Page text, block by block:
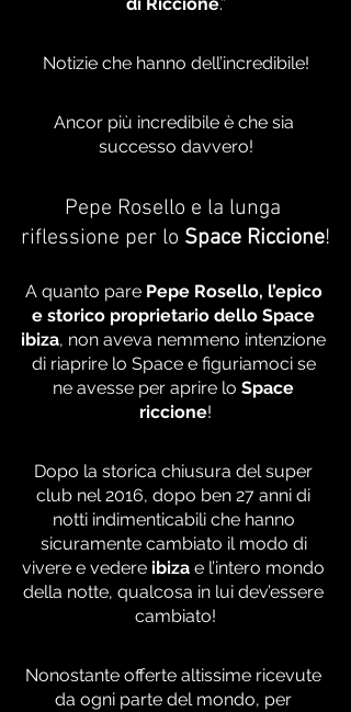
di Riccione.”
Notizie che hanno dell’incredibile!
Ancor più incredibile è che sia
successo davvero!
Pepe Rosello e la lunga
riflessione per lo Space Riccione!
A quanto pare Pepe Rosello, l’epico
e storico proprietario dello Space
ibiza, non aveva nemmeno intenzione
di riaprire lo Space e figuriamoci se
ne avesse per aprire lo Space
riccione!
Dopo la storica chiusura del super
club nel 2016, dopo ben 27 anni di
notti indimenticabili che hanno
sicuramente cambiato il modo di
vivere e vedere ibiza e l’intero mondo
della notte, qualcosa in lui dev’essere
cambiato!
Nonostante offerte altissime ricevute
da ogni parte del mondo, per